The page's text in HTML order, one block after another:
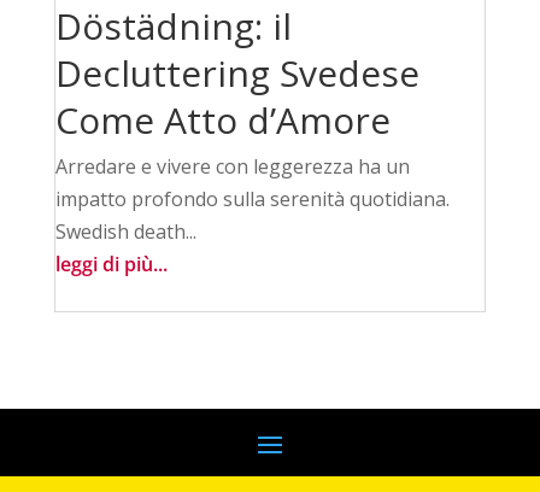
Döstädning: il
Decluttering Svedese
Come Atto d’Amore
Arredare e vivere con leggerezza ha un
impatto profondo sulla serenità quotidiana.
Swedish death...
leggi di più...